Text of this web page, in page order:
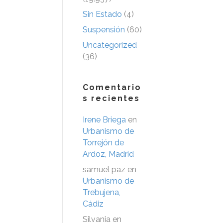
Sin Estado (4)
Suspensión (60)
Uncategorized
(36)
Comentario
s recientes
Irene Briega en
Urbanismo de
Torrejón de
Ardoz, Madrid
samuel paz en
Urbanismo de
Trebujena,
Cádiz
Silvania en